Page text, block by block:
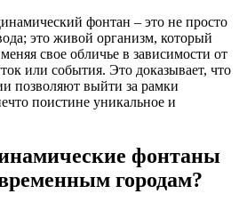
фонтан – это не просто
это живой организм, который
свое обличье в зависимости от
или события. Это доказывает, что
позволяют выйти за рамки
поистине уникальное и
фонтаны
городам?